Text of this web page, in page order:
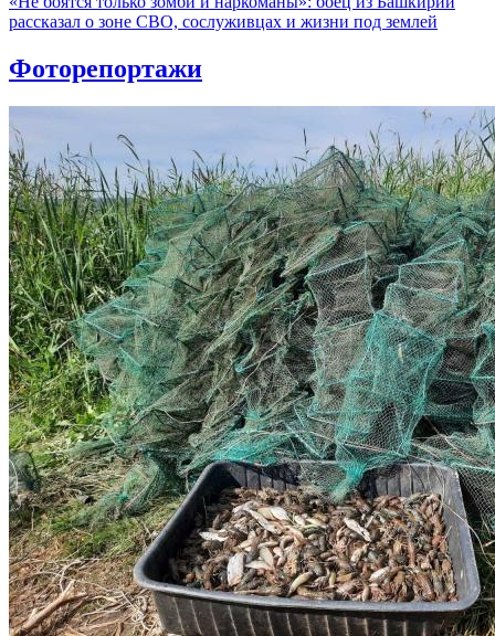
рассказал о зоне СВО, сослуживцах и жизни под землей
Фоторепортажи